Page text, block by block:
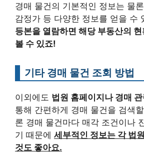
경매 물건의 기본적인 정보는 물
감정가 등 다양한 정보를 얻을 수
등본을 열람하면 해당 부동산의
볼 수 있죠!
기타 경매 물건 조회 방법
이외에도 법원 홈페이지나 경매
통해 간편하게 경매 물건을 검색
론 경매 물건마다 매각 조건이나
기 때문에 세부적인 정보는 각 법
것도 좋아요.